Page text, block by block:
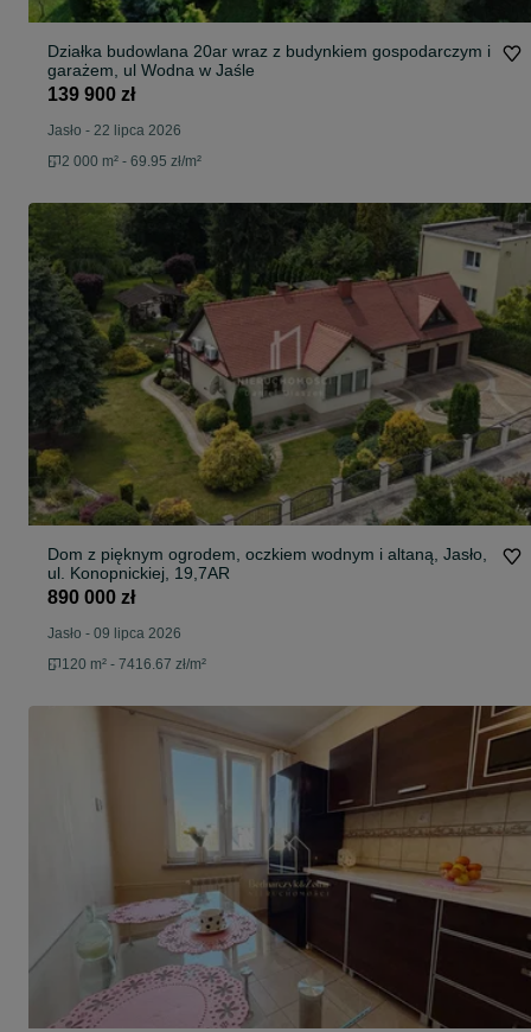
Działka budowlana 20ar wraz z budynkiem gospodarczym i
garażem, ul Wodna w Jaśle
139 900 zł
Jasło - 22 lipca 2026
2 000 m² - 69.95 zł/m²
Dom z pięknym ogrodem, oczkiem wodnym i altaną, Jasło,
ul. Konopnickiej, 19,7AR
890 000 zł
Jasło - 09 lipca 2026
120 m² - 7416.67 zł/m²